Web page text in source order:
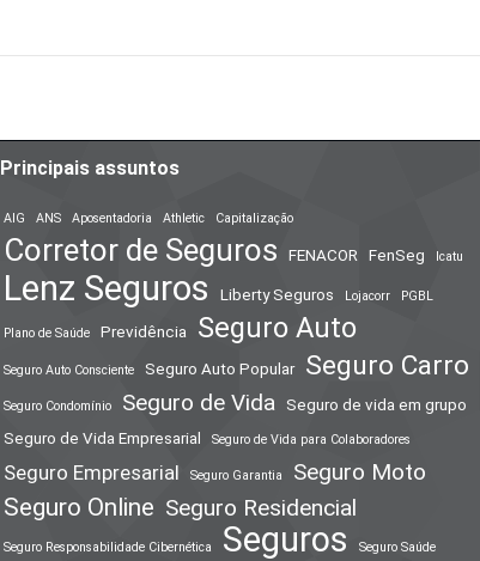
Principais assuntos
AIG ANS Aposentadoria Athletic Capitalização
Corretor de Seguros FENACOR FenSeg Icatu
Lenz Seguros Liberty Seguros Lojacorr PGBL
Plano de Saúde Previdência Seguro Auto
Seguro Auto Consciente Seguro Auto Popular Seguro Carro
Seguro Condomínio Seguro de Vida
Seguro de vida em grupo
Seguro de Vida Empresarial
Seguro de Vida para Colaboradores
Seguro Empresarial Seguro Garantia Seguro Moto
Seguro Online Seguro Residencial
Seguro Responsabilidade Cibernética Seguros Seguro Saúde